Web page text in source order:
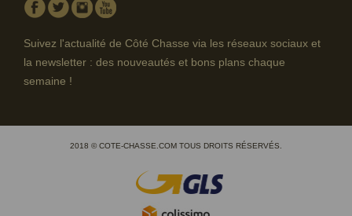
Facebook
TwitterInstagram
Suivez l'actualité de Côté Chasse via les réseaux sociaux et
la newsletter : des nouveautés et bons plans chaque
semaine !
2018 © COTE-CHASSE.COM TOUS DROITS RÉSERVÉS.